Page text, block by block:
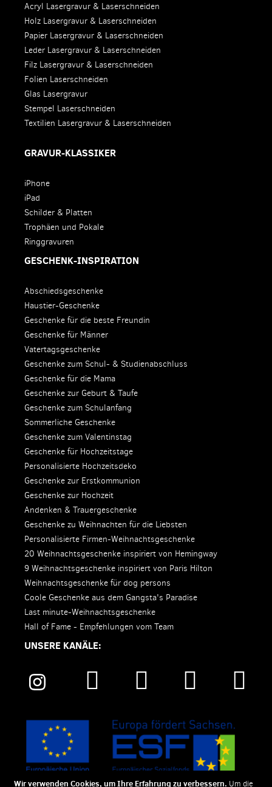
Wir verwenden Cookies, um Ihre Erfahrung zu verbessern. Um die
Acryl Lasergravur & Laserschneiden
Holz Lasergravur & Laserschneiden
Papier Lasergravur & Laserschneiden
Leder Lasergravur & Laserschneiden
Filz Lasergravur & Laserschneiden
Folien Laserschneiden
Glas Lasergravur
Stempel Laserschneiden
Textilien Lasergravur & Laserschneiden
GRAVUR-KLASSIKER
iPhone
iPad
Schilder & Platten
Trophäen und Pokale
Ringgravuren
GESCHENK-INSPIRATION
Abschiedsgeschenke
Haustier-Geschenke
Geschenke für die beste Freundin
Geschenke für Männer
Vatertagsgeschenke
Geschenke zum Schul- & Studienabschluss
Geschenke für die Mama
Geschenke zur Geburt & Taufe
Geschenke zum Schulanfang
Sommerliche Geschenke
Geschenke zum Valentinstag
Geschenke für Hochzeitstage
Personalisierte Hochzeitsdeko
Geschenke zur Erstkommunion
Geschenke zur Hochzeit
Andenken & Trauergeschenke
Geschenke zu Weihnachten für die Liebsten
Personalisierte Firmen-Weihnachtsgeschenke
20 Weihnachtsgeschenke inspiriert von Hemingway
9 Weihnachtsgeschenke inspiriert von Paris Hilton
Weihnachtsgeschenke für dog persons
Coole Geschenke aus dem Gangsta's Paradise
Last minute-Weihnachtsgeschenke
Hall of Fame - Empfehlungen vom Team
UNSERE KANÄLE: